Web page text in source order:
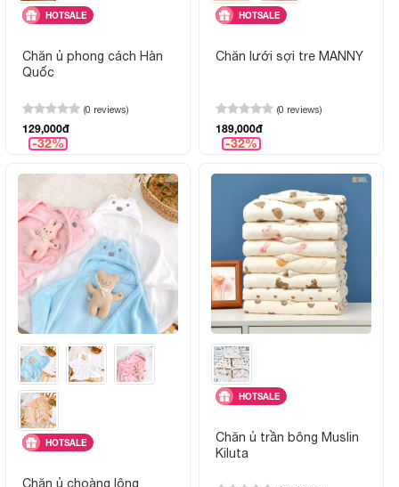
HOTSALE
Chăn ủ phong cách Hàn
Quốc
(0 reviews)
129,000đ
-32%
HOTSALE
Chăn lưới sợi tre MANNY
(0 reviews)
189,000đ
-32%
HOTSALE
Chăn ủ choàng lông
HOTSALE
Chăn ủ trần bông Muslin
Kiluta